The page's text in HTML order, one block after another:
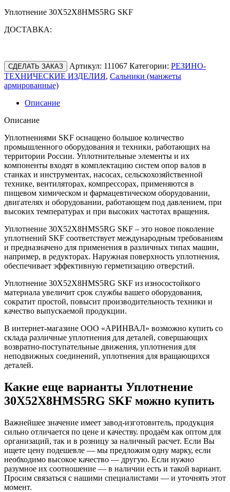
Уплотнение 30X52X8HMS5RG SKF
ДОСТАВКА:
СДЕЛАТЬ ЗАКАЗ Артикул: 111067 Категории: РЕЗИНО-
ТЕХНИЧЕСКИЕ ИЗДЕЛИЯ, Сальники (манжеты
армированные)
Описание
Описание
Уплотнениями SKF оснащено большое количество
промышленного оборудования и техники, работающих на
территории России. Уплотнительные элементы и их
компоненты входят в комплектацию систем опор валов в
станках и инструментах, насосах, сельскохозяйственной
технике, вентиляторах, компрессорах, применяются в
пищевом химическом и фармацевтическом оборудовании,
двигателях и оборудовании, работающем под давлением, при
высоких температурах и при высоких частотах вращения.
Уплотнение 30X52X8HMS5RG SKF – это новое поколение
уплотнений SKF соответствует международным требованиям
и предназначено для применения в различных типах машин,
например, в редукторах. Наружная поверхность уплотнения,
обеспечивает эффективную герметизацию отверстий.
Уплотнение 30X52X8HMS5RG SKF из износостойкого
материала увеличит срок службы вашего оборудования,
сократит простой, повысит производительность техники и
качество выпускаемой продукции.
В интернет-магазине ООО «АРИНВАЛ» возможно купить со
склада различные уплотнения для деталей, совершающих
возвратно-поступательные движения, уплотнения для
неподвижных соединений, уплотнения для вращающихся
деталей.
Какие еще варианты Уплотнение
30X52X8HMS5RG SKF можно купить
Важнейшее значение имеет завод-изготовитель, продукция
сильно отличается по цене и качеству. продаём как оптом для
организаций, так и в розницу за наличный расчет. Если Вы
ищете цену подешевле — мы предложим одну марку, если
необходимо высокое качество — другую. Если нужно
разумное их соотношение — в наличии есть и такой вариант.
Просим связаться с нашими специалистами — и уточнять этот
момент.